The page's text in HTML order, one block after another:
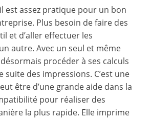
est assez pratique pour un bon
Plus besoin de faire des
et d’aller effectuer les
autre. Avec un seul et même
procéder à ses calculs
suite des impressions. C’est une
être d’une grande aide dans la
pour réaliser des
la plus rapide. Elle imprime